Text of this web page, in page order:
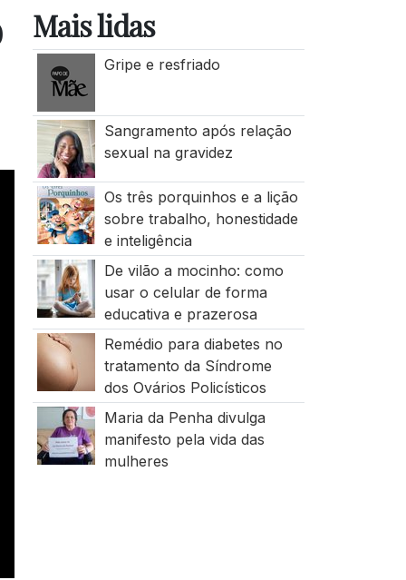
Mais lidas
Gripe e resfriado
Sangramento após relação
sexual na gravidez
Os três porquinhos e a lição
sobre trabalho, honestidade
e inteligência
De vilão a mocinho: como
usar o celular de forma
educativa e prazerosa
Remédio para diabetes no
tratamento da Síndrome
dos Ovários Policísticos
Maria da Penha divulga
manifesto pela vida das
mulheres